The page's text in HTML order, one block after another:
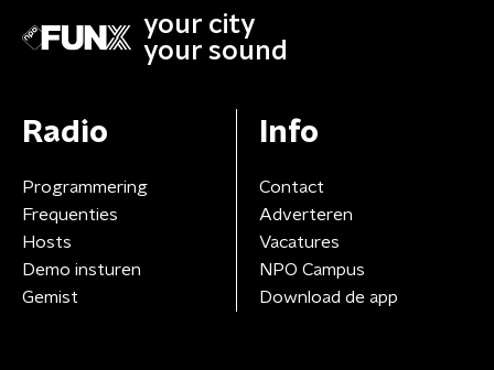
your city
your sound
Radio
Programmering
Frequenties
Hosts
Demo insturen
Gemist
Info
Contact
Adverteren
Vacatures
NPO Campus
Download de app